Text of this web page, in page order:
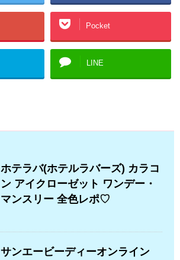
Pocket
LINE
ホテラバ(ホテルラバーズ) カラコ
ン アイクローゼット ワンデー・
マンスリー 全色レポ♡
サンエービーディーオンライン